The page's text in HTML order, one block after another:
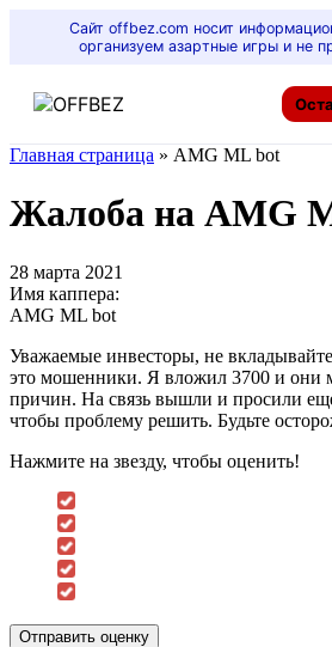
Сайт offbez.com носит
организуем азартные игры и не
Главная страница » AMG ML bot
Жалоба на AMG
28 марта 2021
Имя каппера:
AMG ML bot
Уважаемые инвесторы, не
это мошенники. Я вложил 3700 и они
причин. На связь вышли и просили
чтобы проблему решить. Будьте
Нажмите на звезду, чтобы оценить!
Отправить оценку